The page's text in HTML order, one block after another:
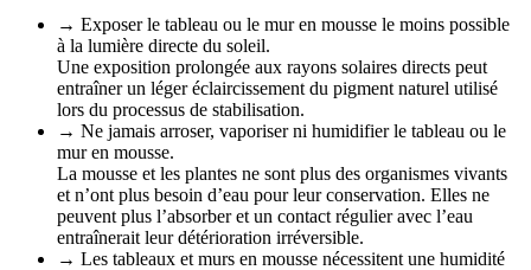
→ Exposer le tableau ou le mur en mousse le moins possible
à la lumière directe du soleil.
Une exposition prolongée aux rayons solaires directs peut
entraîner un léger éclaircissement du pigment naturel utilisé
lors du processus de stabilisation.
→ Ne jamais arroser, vaporiser ni humidifier le tableau ou le
mur en mousse.
La mousse et les plantes ne sont plus des organismes vivants
et n’ont plus besoin d’eau pour leur conservation. Elles ne
peuvent plus l’absorber et un contact régulier avec l’eau
entraînerait leur détérioration irréversible.
→ Les tableaux et murs en mousse nécessitent une humidité